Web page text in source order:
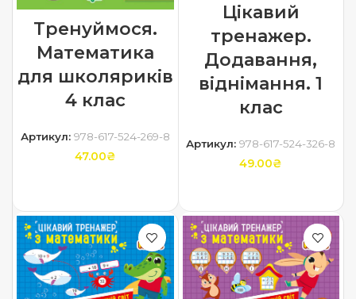
Тренуймося.
Математика
для школяриків
4 клас
Артикул: 978-617-524-269-8
47.00₴
Цікавий
тренажер.
Додавання,
віднімання. 1
клас
Артикул:978-617-524-326-8
49.00₴